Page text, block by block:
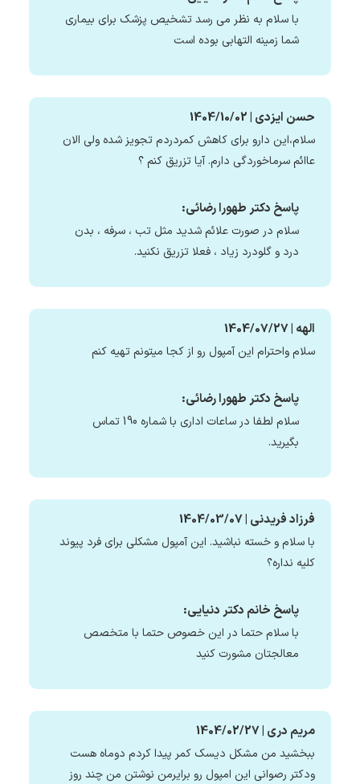
با سلام به نظر می رسد تشخیص پزشک برای بیماری
شما زمینه التهابی بوده است
حسن ایزدی | 1404/10/02
سلام،این دارو برای کاهش کمردردم تجویز شده ولی الان
عاائم سرماخوردگی دارم. آیا تزریق کنم ؟
پاسخ دکتر طهورا رضائی:
سلام در صورت علائم شدید مثل تب ، سرفه ، بدن
درد و گلودرد زیاد ، فعلا تزریق نکنید.
الهه | 1404/07/27
سلام واحترام این آمپول رو از کجا میتونم تهیه کنم
پاسخ دکتر طهورا رضائی:
سلام لطفا در ساعات اداری با شماره 190 تماس
بگیرید.
فرزاد فریدنی | 1404/03/07
با سلام و خسته نباشید. این آمپول مشکلی برای فرد پیوند
کلیه نداره؟
پاسخ خانم دکتر دنیایی:
با سلام حتما در این خصوص حتما با متخصص
معالجتان مشورت کنید
مریم دری | 1404/02/27
ببخشید من مشکل دیسک کمر پیدا کردم دوماه هست
ودکتر رصوانی این امپول رو برایرمن نوشتن من چند روز